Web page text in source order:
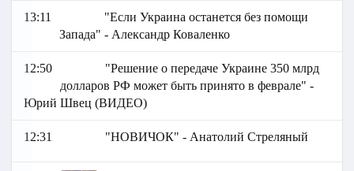
13:11
"Если Украина останется без помощи
Запада" - Александр Коваленко
12:50
"Решение о передаче Украине 350 млрд
долларов РФ может быть принято в феврале" -
Юрий Швец (ВИДЕО)
12:31 "НОВИЧОК" - Анатолий Стреляный